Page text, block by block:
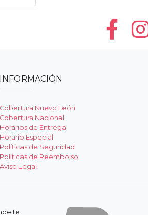
INFORMACIÓN
Cobertura Nuevo León
Cobertura Nacional
Horarios de Entrega
Horario Especial
Políticas de Seguridad
Políticas de Reembolso
Aviso Legal
te